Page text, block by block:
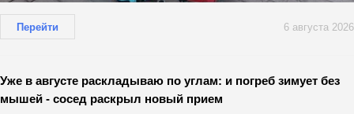
Перейти 6 августа 2026
Уже в августе раскладываю по углам: и погреб зимует без
мышей - сосед раскрыл новый прием